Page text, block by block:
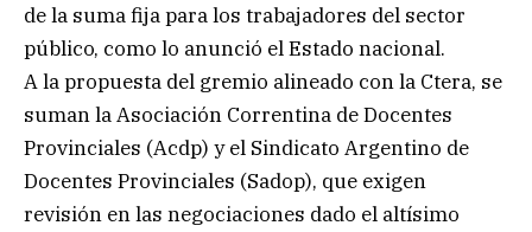
de la suma fija para los trabajadores del sector
público, como lo anunció el Estado nacional.
A la propuesta del gremio alineado con la Ctera, se
suman la Asociación Correntina de Docentes
Provinciales (Acdp) y el Sindicato Argentino de
Docentes Provinciales (Sadop), que exigen
revisión en las negociaciones dado el altísimo